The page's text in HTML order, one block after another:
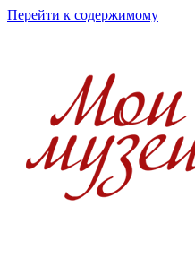
Перейти к содержимому